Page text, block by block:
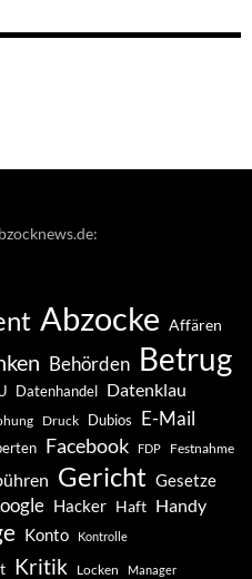
Abzocke Affären
Behörden Betrug
Datenhandel Datenklau
Druck Dubios E-Mail
Facebook FDP Festnahme
Gericht Gesetze
Hacker Haft Handy
Konto Kontrolle
Kritik Locken Manager